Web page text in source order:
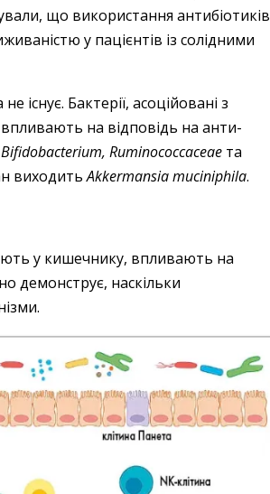
що використання антибіотиків
у пацієнтів із солідними
існує. Бактерії, асоційовані з
на відповідь на анти-
Bifidobacterium, Ruminococcaceae та
виходитьAkkermansia muciniphila.
у кишечнику, впливають на
демонструє, наскільки